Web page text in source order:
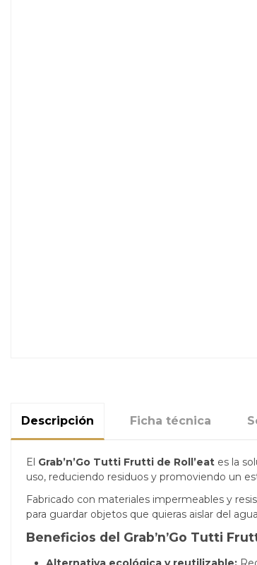
Descripción Ficha técnica
El Grab’n’Go Tutti Frutti de Roll’eat es la
uso, reduciendo residuos y promoviendo un
Fabricado con materiales impermeables y
para guardar objetos que quieras aislar del
Beneficios del Grab’n’Go Tutti